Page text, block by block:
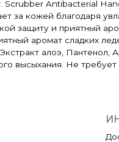
Scrubber Antibacterial
за кожей благодаря
защиту и приятный
аромат сладких
алоэ,
высыхания. Не